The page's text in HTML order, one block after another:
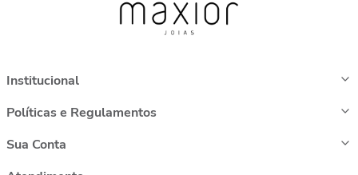
Institucional
Políticas e Regulamentos
Sua Conta